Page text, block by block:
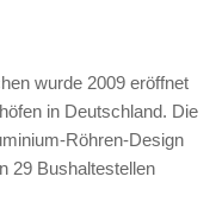
wurde 2009 eröffnet
in Deutschland. Die
Röhren-Design
29 Bushaltestellen